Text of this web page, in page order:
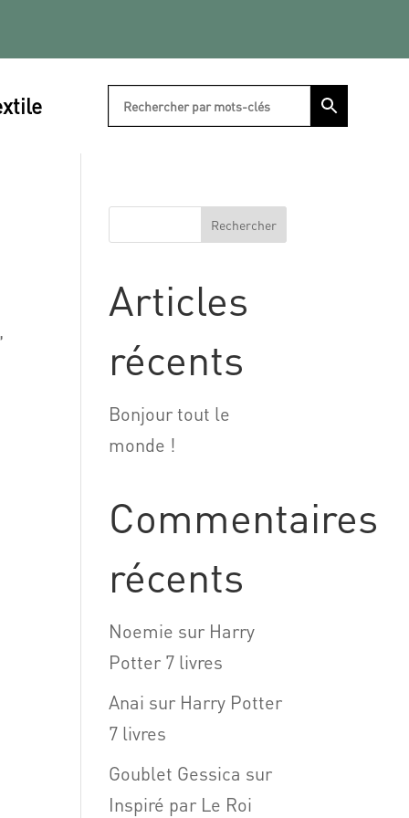
Rechercher
Articles
récents
Bonjour tout le
monde !
Commentaires
récents
Noemie sur Harry
Potter 7 livres
Anai sur Harry Potter
7 livres
Goublet Gessica sur
Inspiré par Le Roi